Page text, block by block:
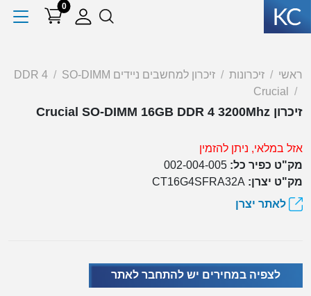
0
ראשי זיכרונות זיכרון למחשבים ניידים SO-DIMM
DDR 4
Crucial
זיכרון Crucial SO-DIMM 16GB DDR 4 3200Mhz
אזל במלאי, ניתן להזמין
מק"ט כפיר כל: 002-004-005
מק"ט יצרן: CT16G4SFRA32A
לאתר יצרן
לצפיה במחירים יש להתחבר לאתר